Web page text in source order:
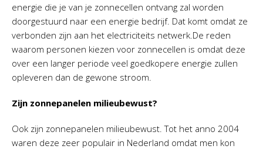
energie die je van je zonnecellen ontvang zal worden
doorgestuurd naar een energie bedrijf. Dat komt omdat ze
verbonden zijn aan het electriciteits netwerk.De reden
waarom personen kiezen voor zonnecellen is omdat deze
over een langer periode veel goedkopere energie zullen
opleveren dan de gewone stroom.
Zijn zonnepanelen milieubewust?
Ook zijn zonnepanelen milieubewust. Tot het anno 2004
waren deze zeer populair in Nederland omdat men kon